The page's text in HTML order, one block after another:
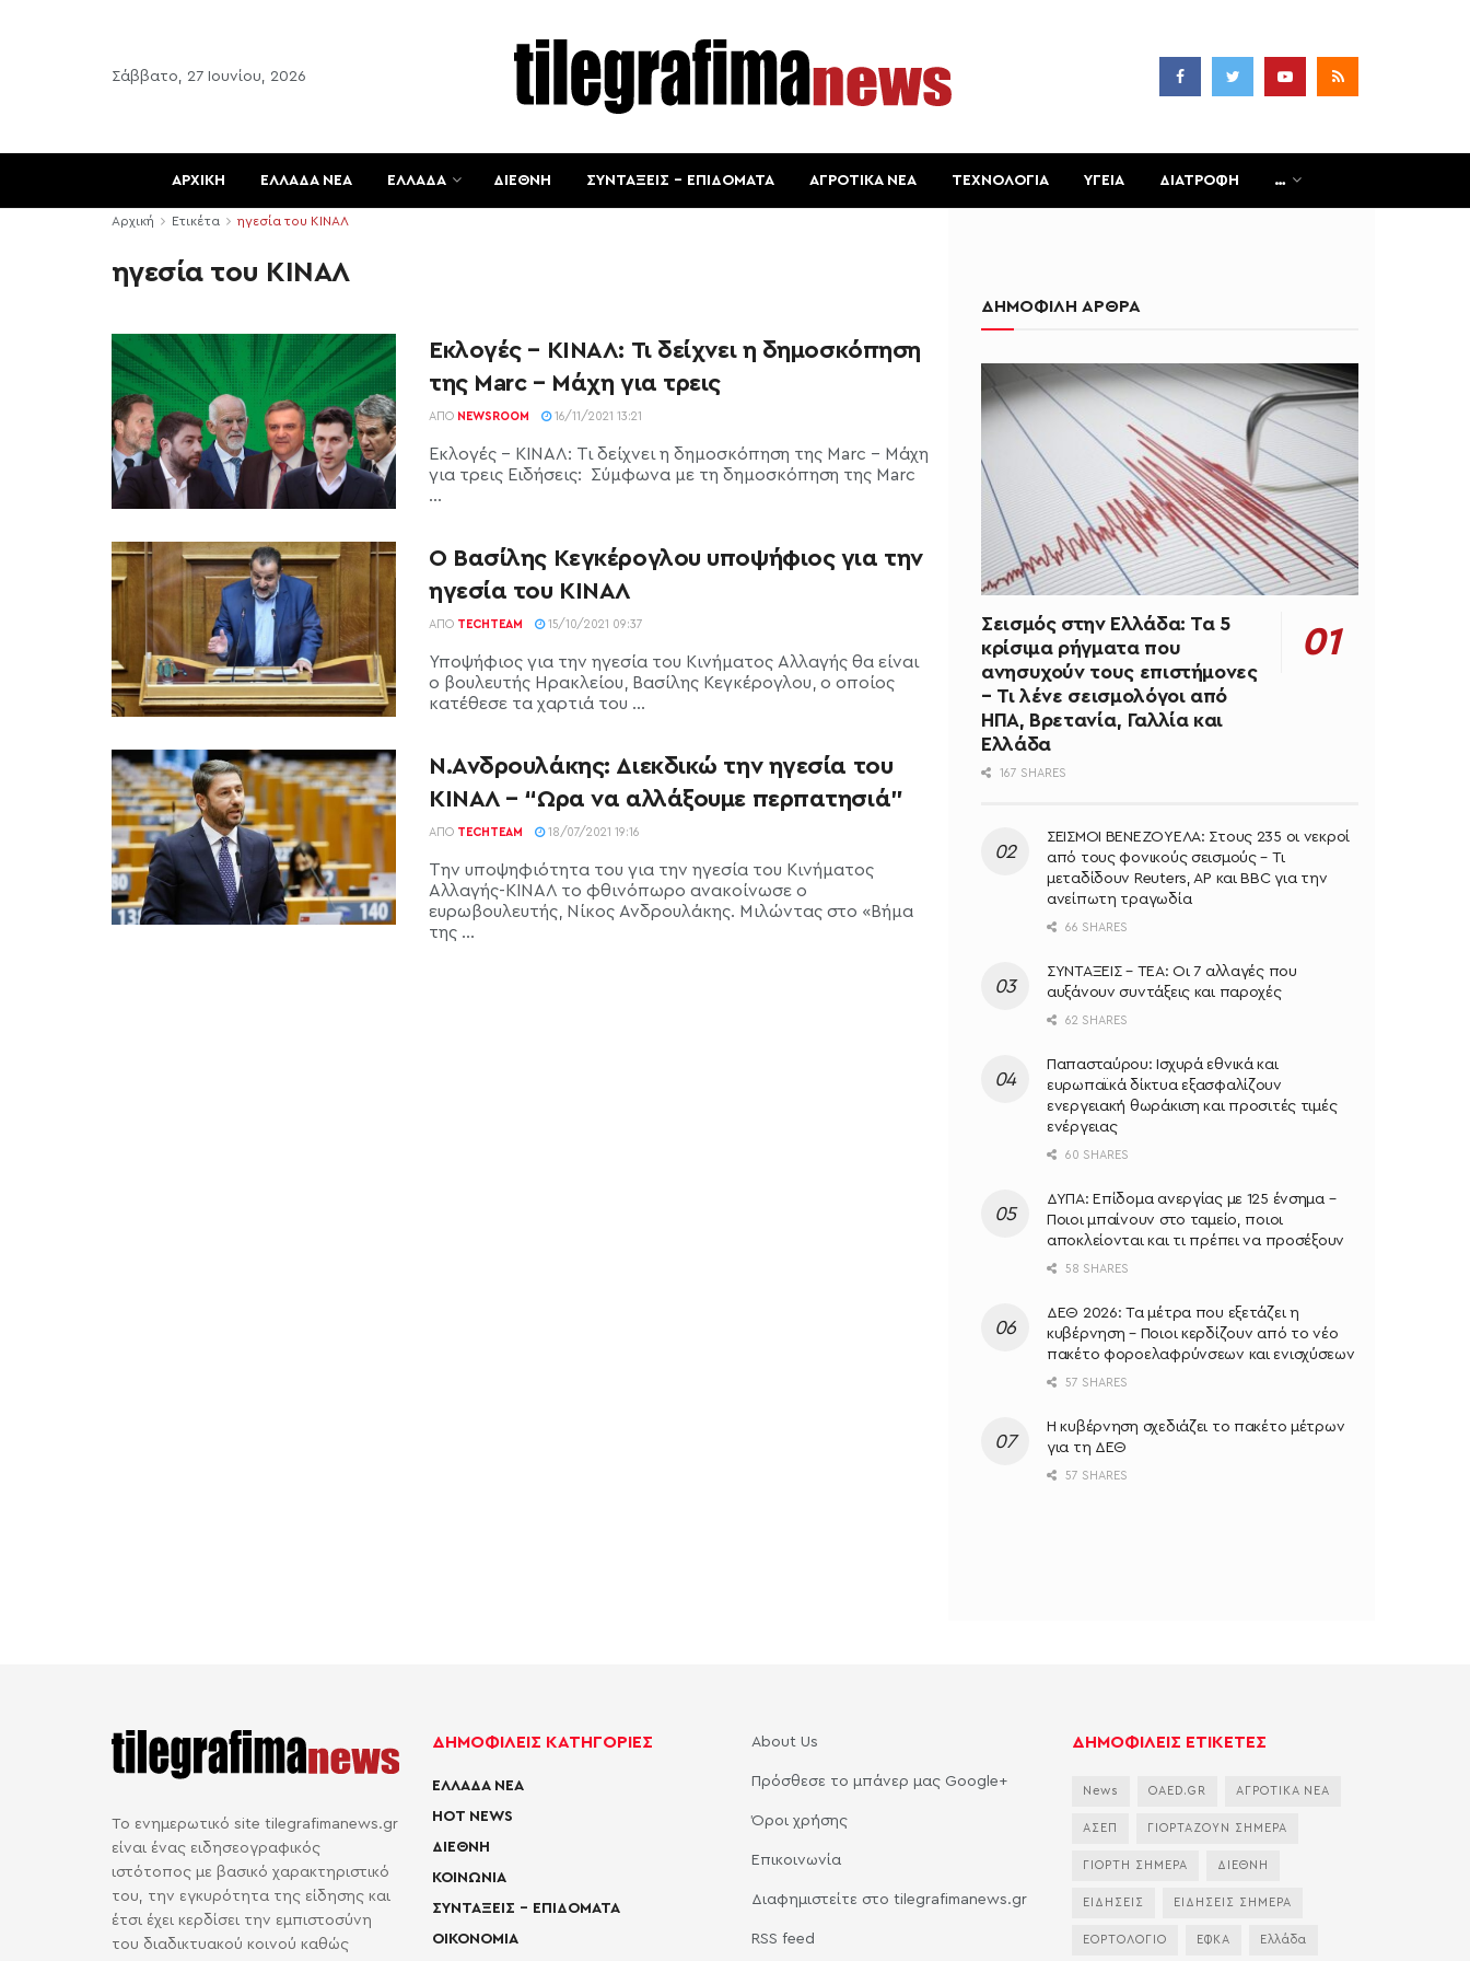
Σάββατο, 27 Ιουνίου, 2026
ΑΡΧΙΚΗ ΕΛΛΑΔΑ ΝΕΑ ΕΛΛΑΔΑ ΔΙΕΘΝΗ ΣΥΝΤΑΞΕΙΣ – ΕΠΙΔΟΜΑΤΑ ΑΓΡΟΤΙΚΑ ΝΕΑ ΤΕΧΝΟΛΟΓΙΑ ΥΓΕΙΑ ΔΙΑΤΡΟΦΗ …
Αρχική Ετικέτα ηγεσία του ΚΙΝΑΛ
ηγεσία του ΚΙΝΑΛ
Εκλογές – ΚΙΝΑΛ: Τι δείχνει η δημοσκόπηση
της Μarc – Μάχη για τρεις
ΑΠΌ NEWSROOM 16/11/2021 13:21
Εκλογές - ΚΙΝΑΛ: Τι δείχνει η δημοσκόπηση της Μarc - Μάχη
για τρεις Ειδήσεις: Σύμφωνα με τη δημοσκόπηση της Marc
...
Ο Βασίλης Κεγκέρογλου υποψήφιος για την
ηγεσία του ΚΙΝΑΛ
ΑΠΌ TECHTEAM 15/10/2021 09:37
Υποψήφιος για την ηγεσία του Κινήματος Αλλαγής θα είναι
ο βουλευτής Ηρακλείου, Βασίλης Κεγκέρογλου, ο οποίος
κατέθεσε τα χαρτιά του ...
Ν.Ανδρουλάκης: Διεκδικώ την ηγεσία του
ΚΙΝΑΛ – “Ώρα να αλλάξουμε περπατησιά”
ΑΠΌ TECHTEAM 18/07/2021 19:16
Την υποψηφιότητα του για την ηγεσία του Κινήματος
Αλλαγής-ΚΙΝΑΛ το φθινόπωρο ανακοίνωσε ο
ευρωβουλευτής, Νίκος Ανδρουλάκης. Μιλώντας στο «Βήμα
της ...
ΔΗΜΟΦΙΛΗ ΑΡΘΡΑ
Σεισμός στην Ελλάδα: Τα 5
κρίσιμα ρήγματα που
ανησυχούν τους επιστήμονες
– Τι λένε σεισμολόγοι από
ΗΠΑ, Βρετανία, Γαλλία και
Ελλάδα
167 SHARES
ΣΕΙΣΜΟΙ ΒΕΝΕΖΟΥΕΛΑ: Στους 235 οι νεκροί
από τους φονικούς σεισμούς – Τι
μεταδίδουν Reuters, AP και BBC για την
ανείπωτη τραγωδία
66 SHARES
ΣΥΝΤΑΞΕΙΣ – ΤΕΑ: Οι 7 αλλαγές που
αυξάνουν συντάξεις και παροχές
62 SHARES
Παπασταύρου: Ισχυρά εθνικά και
ευρωπαϊκά δίκτυα εξασφαλίζουν
ενεργειακή θωράκιση και προσιτές τιμές
ενέργειας
60 SHARES
ΔΥΠΑ: Επίδομα ανεργίας με 125 ένσημα –
Ποιοι μπαίνουν στο ταμείο, ποιοι
αποκλείονται και τι πρέπει να προσέξουν
58 SHARES
ΔΕΘ 2026: Τα μέτρα που εξετάζει η
κυβέρνηση – Ποιοι κερδίζουν από το νέο
πακέτο φοροελαφρύνσεων και ενισχύσεων
57 SHARES
Η κυβέρνηση σχεδιάζει το πακέτο μέτρων
για τη ΔΕΘ
57 SHARES
Το ενημερωτικό site tilegrafimanews.gr
είναι ένας ειδησεογραφικός
ιστότοπος με βασικό χαρακτηριστικό
του, την εγκυρότητα της είδησης και
έτσι έχει κερδίσει την εμπιστοσύνη
του διαδικτυακού κοινού καθώς
ΔΗΜΟΦΙΛΕΙΣ ΚΑΤΗΓΟΡΙΕΣ
ΕΛΛΑΔΑ ΝΕΑ
HOT NEWS
ΔΙΕΘΝΗ
ΚΟΙΝΩΝΙΑ
ΣΥΝΤΑΞΕΙΣ – ΕΠΙΔΟΜΑΤΑ
ΟΙΚΟΝΟΜΙΑ
About Us
Πρόσθεσε το μπάνερ μας Google+
Όροι χρήσης
Επικοινωνία
Διαφημιστείτε στο tilegrafimanews.gr
RSS feed
ΔΗΜΟΦΙΛΕΙΣ ΕΤΙΚΕΤΕΣ
News OAED.GR ΑΓΡΟΤΙΚΑ ΝΕΑ
ΑΣΕΠ ΓΙΟΡΤΑΖΟΥΝ ΣΗΜΕΡΑ
ΓΙΟΡΤΗ ΣΗΜΕΡΑ ΔΙΕΘΝΗ
ΕΙΔΗΣΕΙΣ ΕΙΔΗΣΕΙΣ ΣΗΜΕΡΑ
ΕΟΡΤΟΛΟΓΙΟ ΕΦΚΑ Ελλάδα